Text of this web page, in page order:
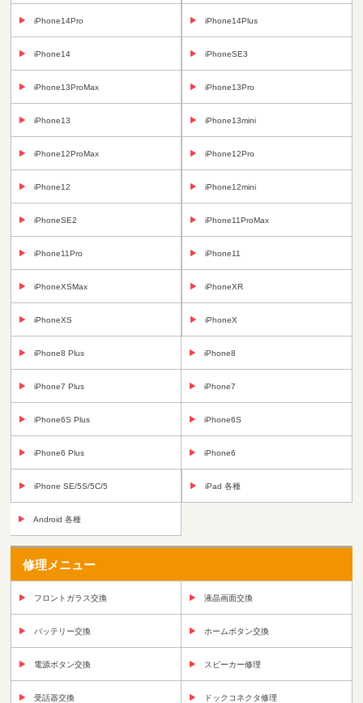
iPhone14Pro iPhone14Plus
iPhone14 iPhoneSE3
iPhone13ProMax iPhone13Pro
iPhone13 iPhone13mini
iPhone12ProMax iPhone12Pro
iPhone12 iPhone12mini
iPhoneSE2 iPhone11ProMax
iPhone11Pro iPhone11
iPhoneXSMax iPhoneXR
iPhoneXS iPhoneX
iPhone8 Plus iPhone8
iPhone7 Plus iPhone7
iPhone6S Plus iPhone6S
iPhone6 Plus iPhone6
iPhone SE/5S/5C/5 iPad 各種
Android 各種
修理メニュー
フロントガラス交換 液晶画面交換
バッテリー交換 ホームボタン交換
電源ボタン交換 スピーカー修理
受話器交換 ドックコネクタ修理